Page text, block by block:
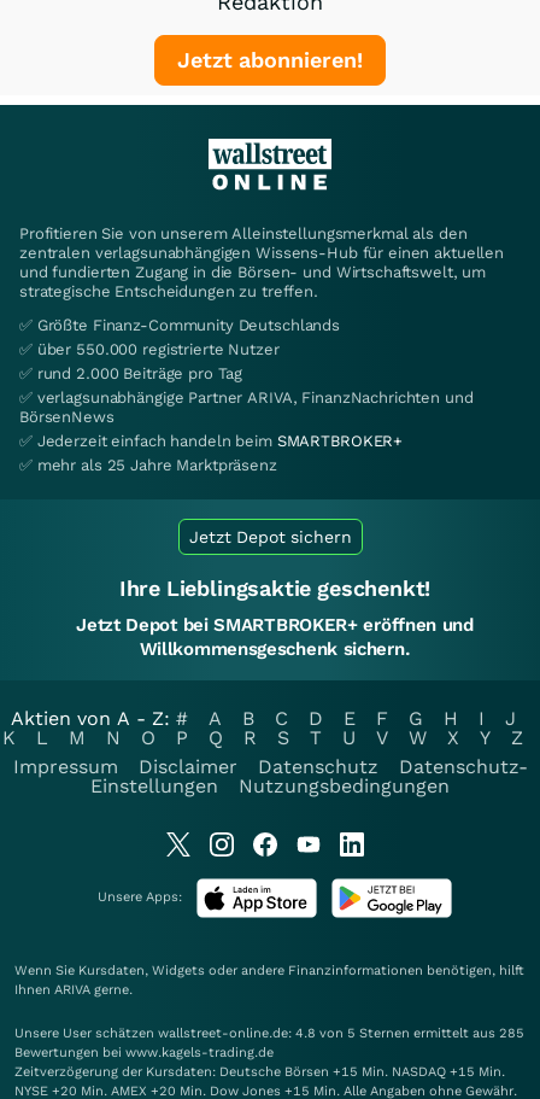
Jetzt abonnieren!
Profitieren Sie von unserem Alleinstellungsmerkmal als den
zentralen verlagsunabhängigen Wissens-Hub für einen aktuellen
und fundierten Zugang in die Börsen- und Wirtschaftswelt, um
strategische Entscheidungen zu treffen.
✅ Größte Finanz-Community Deutschlands
✅ über 550.000 registrierte Nutzer
✅ rund 2.000 Beiträge pro Tag
✅ verlagsunabhängige Partner ARIVA, FinanzNachrichten und
BörsenNews
✅ Jederzeit einfach handeln beim SMARTBROKER+
✅ mehr als 25 Jahre Marktpräsenz
Jetzt Depot sichern
Ihre Lieblingsaktie geschenkt!
Jetzt Depot bei SMARTBROKER+ eröffnen und
Willkommensgeschenk sichern.
Aktien von A - Z: # A B C D E F G H I
J
K
L M N O P Q R S T U V W X Y
Z
Impressum
Disclaimer Datenschutz
Datenschutz-
Einstellungen
Nutzungsbedingungen
Unsere Apps:
Wenn Sie Kursdaten, Widgets oder andere Finanzinformationen benötigen, hilft
Ihnen ARIVA gerne.
Unsere User schätzen wallstreet-online.de: 4.8 von 5 Sternen ermittelt aus 285
Bewertungen bei www.kagels-trading.de
Zeitverzögerung der Kursdaten: Deutsche Börsen +15 Min. NASDAQ +15 Min.
NYSE +20 Min. AMEX +20 Min. Dow Jones +15 Min. Alle Angaben ohne Gewähr.